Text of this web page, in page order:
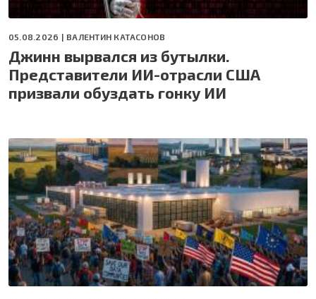
05.08.2026 | ВАЛЕНТИН КАТАСОНОВ
Джинн вырвался из бутылки.
Представители ИИ-отрасли США
призвали обуздать гонку ИИ